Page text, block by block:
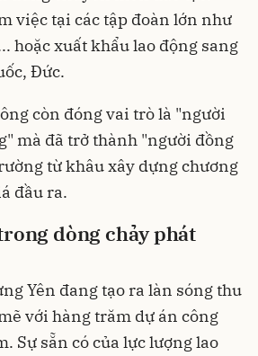
việc tại các tập đoàn lớn như
hoặc xuất khẩu lao động sang
Đức.
còn đóng vai trò là "người
mà đã trở thành "người đồng
từ khâu xây dựng chương
đầu ra.
dòng chảy phát
Yên đang tạo ra làn sóng thu
với hàng trăm dự án công
Sự sẵn có của lực lượng lao